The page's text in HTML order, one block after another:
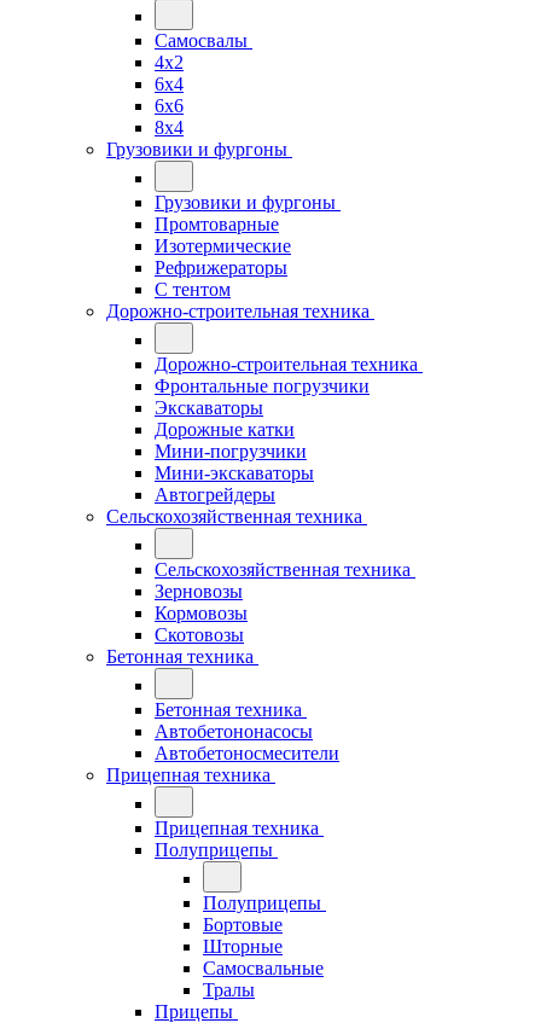
Самосвалы
4x2
6x4
6x6
8x4
Грузовики и фургоны
Грузовики и фургоны
Промтоварные
Изотермические
Рефрижераторы
С тентом
Дорожно-строительная техника
Дорожно-строительная техника
Фронтальные погрузчики
Экскаваторы
Дорожные катки
Мини-погрузчики
Мини-экскаваторы
Автогрейдеры
Сельскохозяйственная техника
Сельскохозяйственная техника
Зерновозы
Кормовозы
Скотовозы
Бетонная техника
Бетонная техника
Автобетононасосы
Автобетоносмесители
Прицепная техника
Прицепная техника
Полуприцепы
Полуприцепы
Бортовые
Шторные
Самосвальные
Тралы
Прицепы